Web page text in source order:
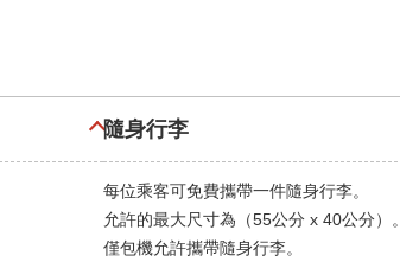
隨身行李
每位乘客可免費攜帶一件隨身行李。
允許的最大尺寸為（55公分 x 40公分）。
僅包機允許攜帶隨身行李。